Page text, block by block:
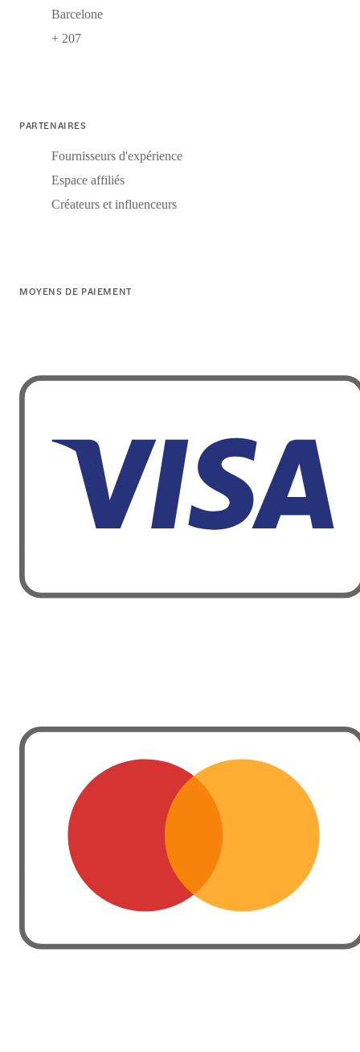
Barcelone
+ 207
PARTENAIRES
Fournisseurs d'expérience
Espace affiliés
Créateurs et influenceurs
MOYENS DE PAIEMENT